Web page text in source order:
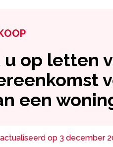
u op letten
een
op 3 december